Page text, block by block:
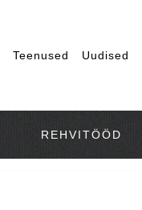
Teenused Uudised
REHVITÖÖD